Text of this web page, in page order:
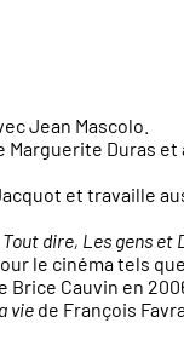
Jean Mascolo.
Marguerite Duras et
et travaille
Tout dire, Les gens et
le cinéma tels
Brice Cauvin en
vie de François